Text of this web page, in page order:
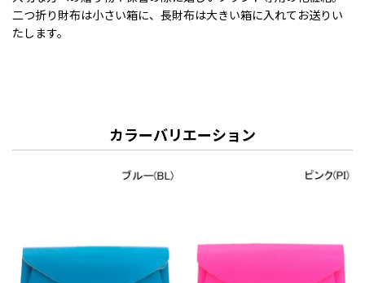
二つ折り財布は小さい箱に、長財布は大きい箱に入れてお送りい
たします。
カラーバリエーション